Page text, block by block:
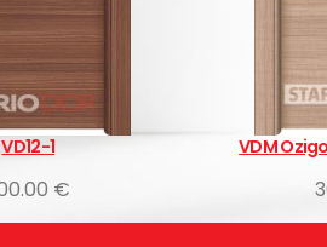
VDM Ozigo интериорни врати